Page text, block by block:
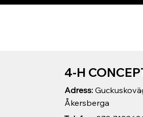
Adress:
Åkersberga
4-H